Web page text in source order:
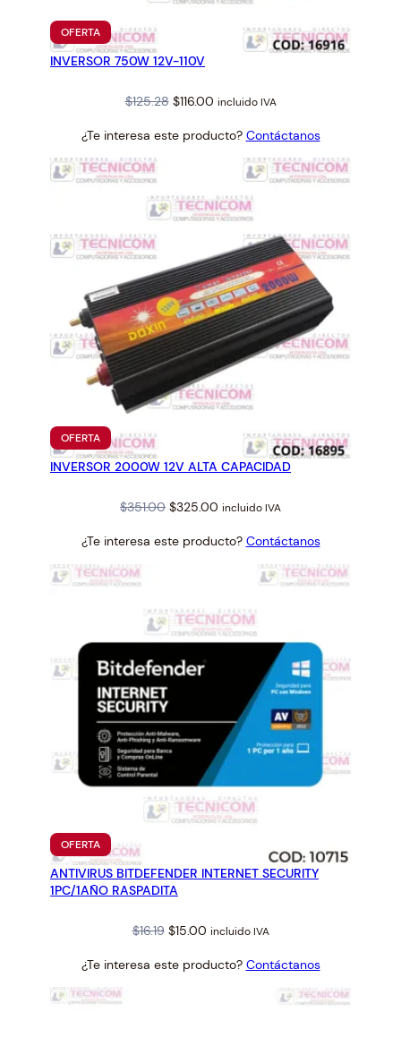
OFERTAPRODUCTO
EN
OFERTA
INVERSOR 750W 12V-110V
$125.28 Original
was:
$116.00Current
is:
$116.00.
incluido IVA
¿Te interesa este producto? Contáctanos
OFERTAPRODUCTO
EN
OFERTA
INVERSOR 2000W 12V ALTA CAPACIDAD
$351.00 Original
was:
$325.00 Current
is:
$325.00.
incluido IVA
¿Te interesa este producto? Contáctanos
OFERTAPRODUCTO
EN
OFERTA
ANTIVIRUS BITDEFENDER INTERNET SECURITY
1PC/1AÑO RASPADITA
$16.19 Original
was:
$15.00Current
is:
incluido IVA
¿Te interesa este producto? Contáctanos